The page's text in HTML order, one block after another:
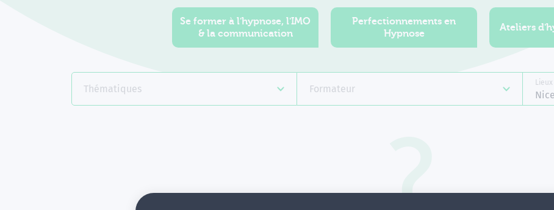
Se former à l'hypnose, l'IMO
& la communication
Perfectionnements en
Hypnose
Ateliers
Thématiques Formateur
Lieux
Nice
Aucune formation ne correspond à